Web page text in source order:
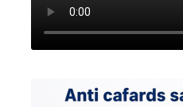
sachets